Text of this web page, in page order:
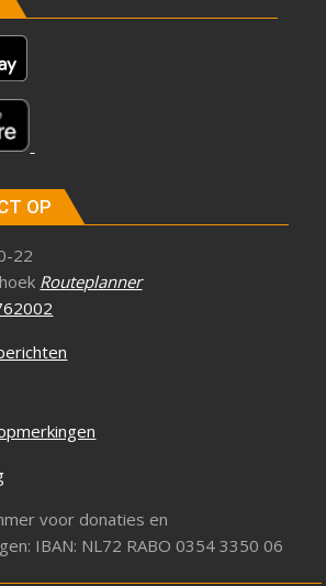
OP
22
Routeplanner
voor donaties en
IBAN: NL72 RABO 0354 3350 06